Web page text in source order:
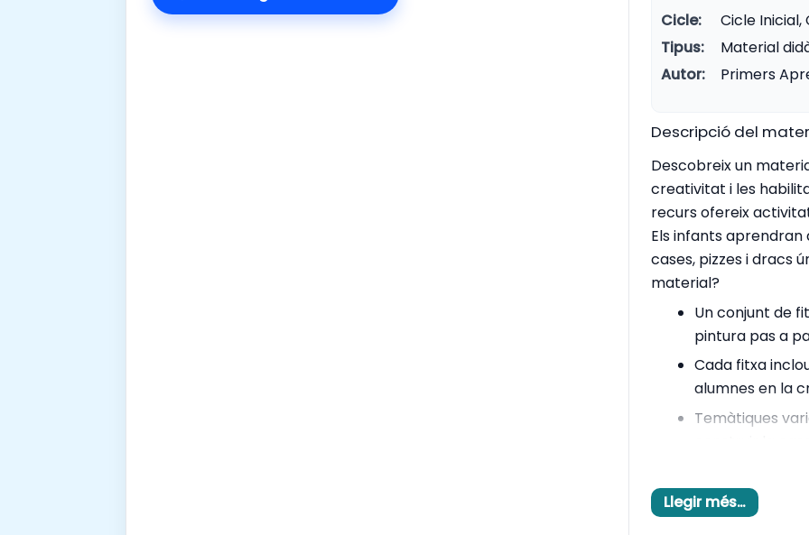
Cicle:
Cicle Inicial,
Tipus:
Material
Autor:
Primers
Descripció del
Descobreix un
creativitat i les
recurs ofereix
Els infants
cases, pizzes i dracs
material?
Un conjunt de
pintura pas a
Cada fitxa
alumnes en la
Temàtiques
Ideal per
concentració i
Llegir més…